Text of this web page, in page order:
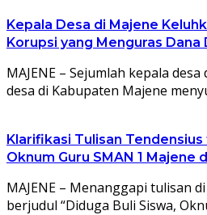
Kepala Desa di Majene
Korupsi yang Menguras Dana
MAJENE – Sejumlah kepala
desa di Kabupaten Majene
Klarifikasi Tulisan
Oknum Guru SMAN 1 Majene
MAJENE – Menanggapi tulisan
berjudul “Diduga Buli Siswa,